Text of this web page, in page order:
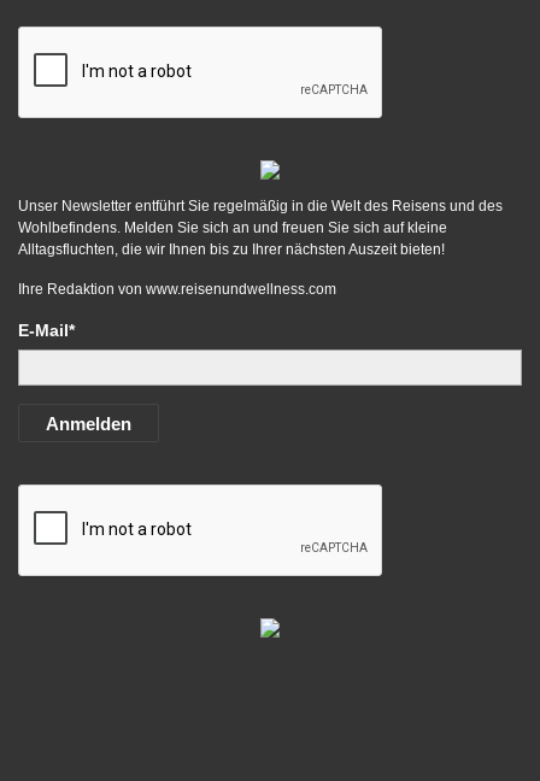
Unser Newsletter entführt Sie regelmäßig in die Welt des Reisens und des
Wohlbefindens. Melden Sie sich an und freuen Sie sich auf kleine
Alltagsfluchten, die wir Ihnen bis zu Ihrer nächsten Auszeit bieten!
Ihre Redaktion von www.reisenundwellness.com
E-Mail*
Anmelden